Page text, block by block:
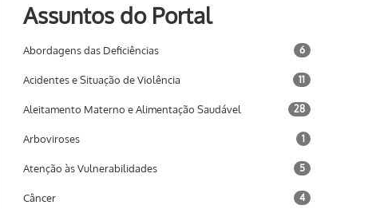
Assuntos do Portal
Abordagens das Deficiências 6
Acidentes e Situação de Violência 11
Aleitamento Materno e Alimentação Saudável 28
Arboviroses 1
Atenção às Vulnerabilidades 5
Câncer 4